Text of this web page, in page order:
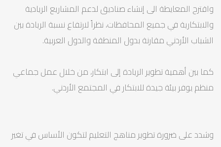
واقترح المعايطة الى إنشاء صناديق لدعم المشاريع الريادية
والابتكارية في جميع المحافظات، نظراً لارتفاع نسبة الريادة بين
الشباب الأردني مقارنة بدول المنطقة والدول العربية.
كما بين أهمية تطوير الريادة إلى ابتكار، من خلال عمل جماعي
منظم يوفر بيئة جيدة للابتكار في المجتمع الأردني.
وشدد على ضرورة تطوير مناهج التعليم لتكون الأساس في تغير